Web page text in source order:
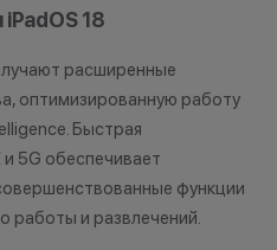
18
расширенные
оптимизированную работу
Быстрая
5G обеспечивает
функции
и развлечений.